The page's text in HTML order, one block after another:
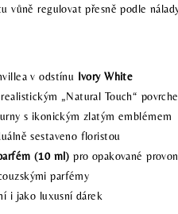
vůně regulovat přesně podle
v odstínu Ivory White
„Natural Touch“
s ikonickým zlatým emblémem
sestaveno floristou
(10 ml) pro opakované
parfémy
i jako luxusní dárek